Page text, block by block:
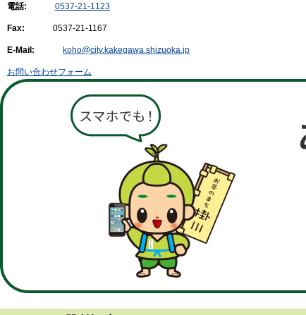
電話: 0537-21-1123
Fax: 0537-21-1167
E-Mail: koho@city.kakegawa.shizuoka.jp
お問い合わせフォーム